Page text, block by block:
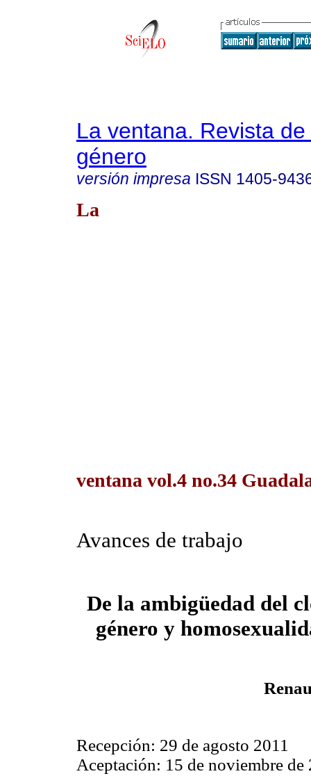
La ventana. Revista
género
versión impresa ISSN 1405-
La
ventana vol.4 no.34
Avances de trabajo
De la ambigüedad del
género y
Recepción: 29 de agosto 2011
Aceptación: 15 de noviembre de